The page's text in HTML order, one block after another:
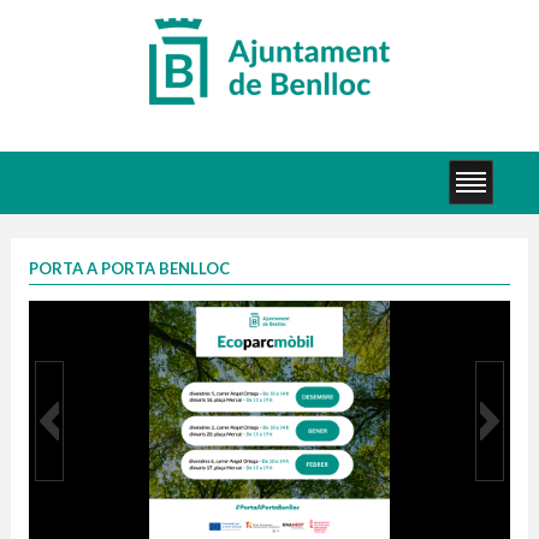
PORTA A PORTA BENLLOC